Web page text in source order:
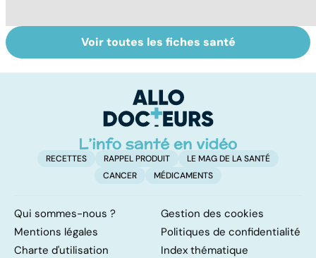
L'andropause, la
ménopause des
Incontinence
urinaire : les
Voir toutes les fiches santé
RECETTES RAPPEL PRODUIT
LE MAG DE LA SANTÉ
CANCER
MÉDICAMENTS
Qui sommes-nous ?
Gestion des cookies
Mentions légales
Politiques de confidentialité
Charte d'utilisation
Index thématique